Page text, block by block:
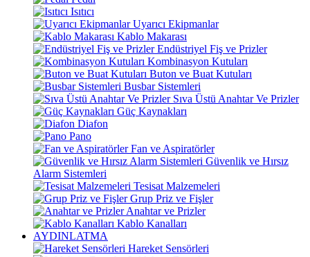
Isıtıcı
Uyarıcı Ekipmanlar
Kablo Makarası
Endüstriyel Fiş ve Prizler
Kombinasyon Kutuları
Buton ve Buat Kutuları
Busbar Sistemleri
Sıva Üstü Anahtar Ve Prizler
Güç Kaynakları
Diafon
Pano
Fan ve Aspiratörler
Güvenlik ve Hırsız
Alarm Sistemleri
Tesisat Malzemeleri
Grup Priz ve Fişler
Anahtar ve Prizler
Kablo Kanalları
AYDINLATMA
Hareket Sensörleri